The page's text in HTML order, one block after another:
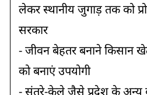
लेकर स्थानीय जुगाड़ तक को
सरकार
- जीवन बेहतर बनाने किसान
को बनाएं उपयोगी
- संतरे-केले जैसे प्रदेश के अन्य